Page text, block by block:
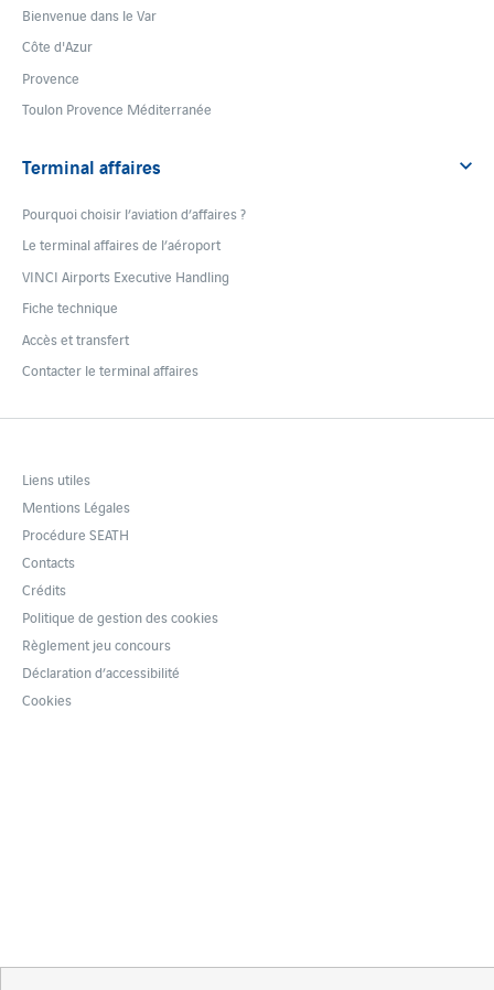
Bienvenue dans le Var
Côte d'Azur
Provence
Toulon Provence Méditerranée
Terminal affaires
Pourquoi choisir l’aviation d’affaires ?
Le terminal affaires de l’aéroport
VINCI Airports Executive Handling
Fiche technique
Accès et transfert
Contacter le terminal affaires
Liens utiles
Mentions Légales
Procédure SEATH
Contacts
Crédits
Politique de gestion des cookies
Règlement jeu concours
Déclaration d’accessibilité
Cookies